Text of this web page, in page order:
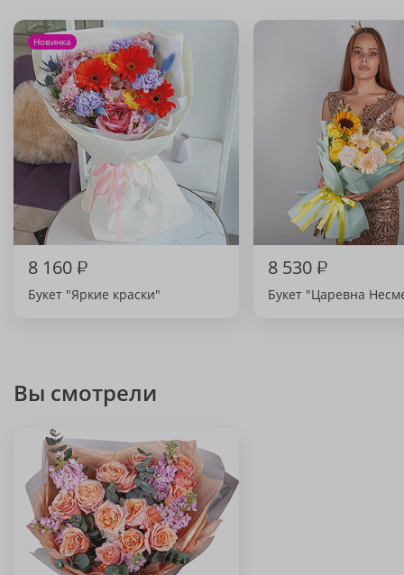
Новинка
8 160₽
Букет "Яркие краски"
8 530₽
Букет "Царевна
Вы смотрели